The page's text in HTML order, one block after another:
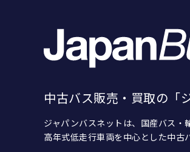
中古バス販売・買取の「
ジャパンバスネットは、国産バス・
高年式低走行車両を中心とした中古